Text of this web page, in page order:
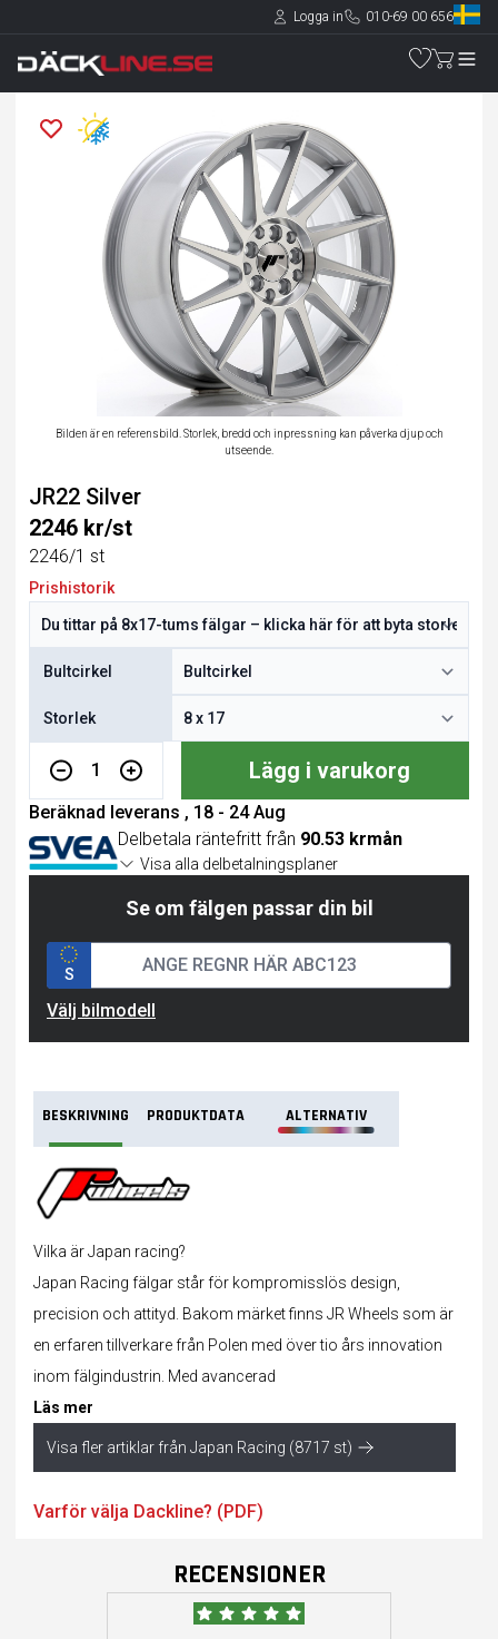
Logga in 010-69 00 656
Bilden är en referensbild. Storlek, bredd och inpressning kan påverka djup och
utseende.
JR22 Silver
2246 kr/st
2246/1 st
Prishistorik
Bultcirkel
Storlek
1 Lägg i varukorg
Beräknad leverans , 18 - 24 Aug
Delbetala räntefritt från 90.53 krmån
Visa alla delbetalningsplaner
Se om fälgen passar din bil
S
Välj bilmodell
BESKRIVNING PRODUKTDATA ALTERNATIV
Vilka är Japan racing?
Japan Racing fälgar står för kompromisslös design,
precision och attityd. Bakom märket finns JR Wheels som är
en erfaren tillverkare från Polen med över tio års innovation
inom fälgindustrin. Med avancerad
Läs mer
Visa fler artiklar från Japan Racing (8717 st)
Varför välja Dackline? (PDF)
RECENSIONER